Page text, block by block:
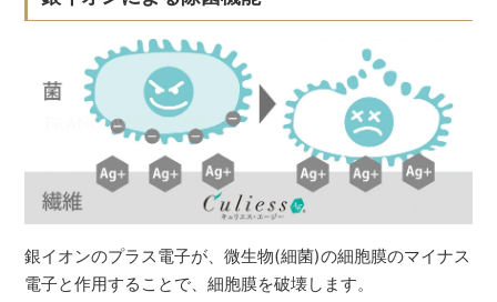
銀イオンのプラス電子が、微生物(細菌)の細胞膜のマイナス
電子と作用することで、細胞膜を破壊します。